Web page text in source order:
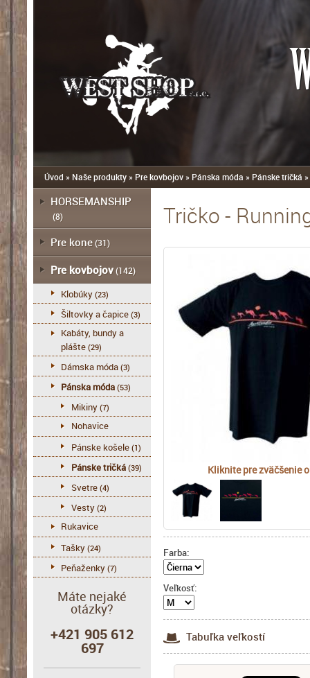
Úvod » Naše produkty» Pre kovbojov» Pánska móda » Pánske tričká
Tričko -
Kliknite pre zväčšenie
Farba:
Veľkosť:
Tabuľka veľkostí
HORSEMANSHIP
(8)
Pre kone(31)
Pre kovbojov(142)
Klobúky (23)
Šiltovky a čapice (3)
Kabáty, bundy a
plášte (29)
Dámska móda (3)
Pánska móda (53)
Mikiny (7)
Nohavice
Pánske košele (1)
Pánske tričká (39)
Svetre (4)
Vesty (2)
Rukavice
Tašky (24)
Peňaženky (7)
Máte nejaké
otázky?
+421 905 612
697